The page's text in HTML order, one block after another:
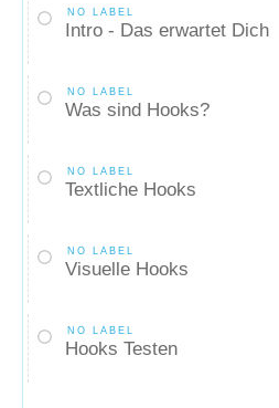
NO LABEL
Intro - Das erwartet Dich
NO LABEL
Was sind Hooks?
NO LABEL
Textliche Hooks
NO LABEL
Visuelle Hooks
NO LABEL
Hooks Testen